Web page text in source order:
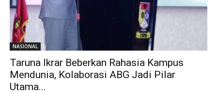
NASIONAL
Taruna Ikrar Beberkan Rahasia Kampus
Mendunia, Kolaborasi ABG Jadi Pilar
Utama...